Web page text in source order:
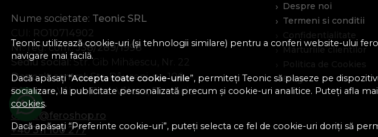
Teonic utilizează cookie-uri (și tehnologii similare) pentru a conferi website-ului
navigare mai facilă.
Dacă apăsați “Accepta toate cookie-urile”, permiteți Teonic să plaseze pe
socializare, la publicitate personalizată precum și cookie-uri analitice. Puteți afla
cookies.
Dacă apăsați “Preferinte cookie-uri”, puteți selecta ce fel de cookie-uri doriți să
Nume societate: Teonic SRL
CUI:
RO10714902
Nr. reg. com.:J38/289/1998
Sediu social:Str. Gib Mihăescu, Nr. 22
Depozit central:Str. Râureni, nr. 106
Râmnicu Vâlcea, Jud. Vâlcea, România
office@feroshop.ro
+40 311 100 277
Despre noi
Termeni si conditii
Confidentialitate
Marturiile clientilor
Politica de Cookies
Blog